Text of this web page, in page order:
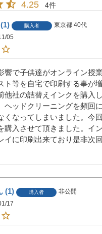
4.25 4
1 購入者 東京都 40代
05
響で子供達がオンライン授
ト等を自宅で印刷する事が
他社の詰替えインクを購入
ヘッドクリーニングを頻回
くなってしまいました。今
購入させて頂きました。イ
イに印刷出来ており是非次
1 購入者
非公開
17